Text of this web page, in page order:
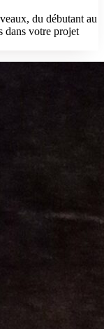
du débutant au
dans votre projet